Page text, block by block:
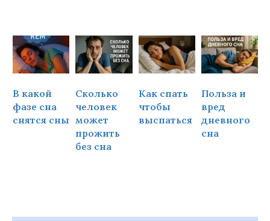
В какой
фазе сна
снятся сны
Сколько
человек
может
прожить
без сна
Как спать
чтобы
выспаться
Польза и
вред
дневного
сна